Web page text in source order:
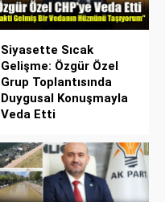
Siyasette Sıcak
Gelişme: Özgür Özel
Grup Toplantısında
Duygusal Konuşmayla
Veda Etti